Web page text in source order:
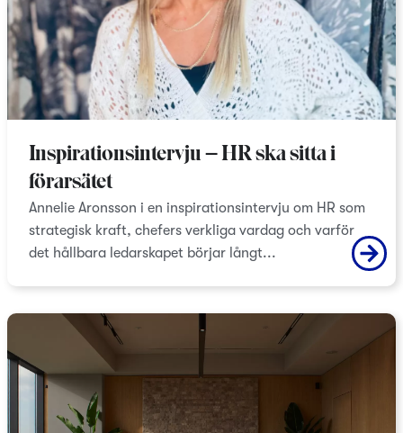
Inspirationsintervju – HR ska sitta i
förarsätet
Annelie Aronsson i en inspirationsintervju om HR som
strategisk kraft, chefers verkliga vardag och varför
det hållbara ledarskapet börjar långt...